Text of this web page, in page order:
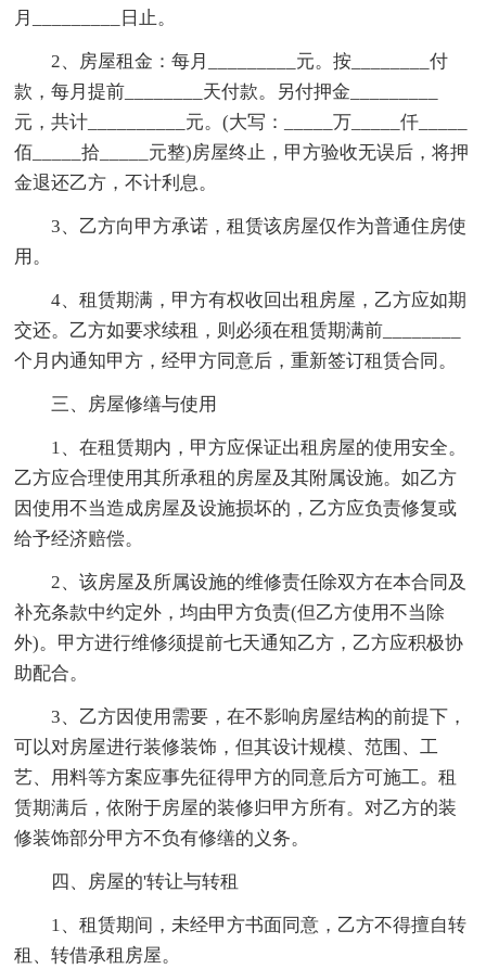
月_________日止。
2、房屋租金：每月_________元。按________付
款，每月提前________天付款。另付押金_________
元，共计__________元。(大写：_____万_____仟_____
佰_____拾_____元整)房屋终止，甲方验收无误后，将押
金退还乙方，不计利息。
3、乙方向甲方承诺，租赁该房屋仅作为普通住房使
用。
4、租赁期满，甲方有权收回出租房屋，乙方应如期
交还。乙方如要求续租，则必须在租赁期满前________
个月内通知甲方，经甲方同意后，重新签订租赁合同。
三、房屋修缮与使用
1、在租赁期内，甲方应保证出租房屋的使用安全。
乙方应合理使用其所承租的房屋及其附属设施。如乙方
因使用不当造成房屋及设施损坏的，乙方应负责修复或
给予经济赔偿。
2、该房屋及所属设施的维修责任除双方在本合同及
补充条款中约定外，均由甲方负责(但乙方使用不当除
外)。甲方进行维修须提前七天通知乙方，乙方应积极协
助配合。
3、乙方因使用需要，在不影响房屋结构的前提下，
可以对房屋进行装修装饰，但其设计规模、范围、工
艺、用料等方案应事先征得甲方的同意后方可施工。租
赁期满后，依附于房屋的装修归甲方所有。对乙方的装
修装饰部分甲方不负有修缮的义务。
四、房屋的'转让与转租
1、租赁期间，未经甲方书面同意，乙方不得擅自转
租、转借承租房屋。